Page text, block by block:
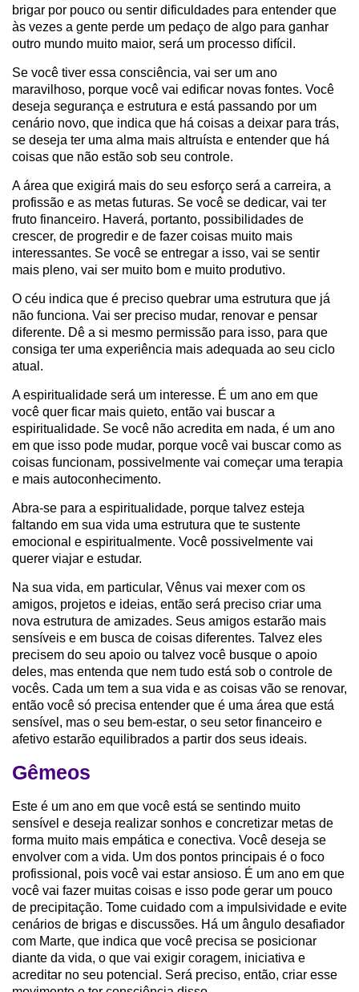
brigar por pouco ou sentir dificuldades para entender que
às vezes a gente perde um pedaço de algo para ganhar
outro mundo muito maior, será um processo difícil.
Se você tiver essa consciência, vai ser um ano
maravilhoso, porque você vai edificar novas fontes. Você
deseja segurança e estrutura e está passando por um
cenário novo, que indica que há coisas a deixar para trás,
se deseja ter uma alma mais altruísta e entender que há
coisas que não estão sob seu controle.
A área que exigirá mais do seu esforço será a carreira, a
profissão e as metas futuras. Se você se dedicar, vai ter
fruto financeiro. Haverá, portanto, possibilidades de
crescer, de progredir e de fazer coisas muito mais
interessantes. Se você se entregar a isso, vai se sentir
mais pleno, vai ser muito bom e muito produtivo.
O céu indica que é preciso quebrar uma estrutura que já
não funciona. Vai ser preciso mudar, renovar e pensar
diferente. Dê a si mesmo permissão para isso, para que
consiga ter uma experiência mais adequada ao seu ciclo
atual.
A espiritualidade será um interesse. É um ano em que
você quer ficar mais quieto, então vai buscar a
espiritualidade. Se você não acredita em nada, é um ano
em que isso pode mudar, porque você vai buscar como as
coisas funcionam, possivelmente vai começar uma terapia
e mais autoconhecimento.
Abra-se para a espiritualidade, porque talvez esteja
faltando em sua vida uma estrutura que te sustente
emocional e espiritualmente. Você possivelmente vai
querer viajar e estudar.
Na sua vida, em particular, Vênus vai mexer com os
amigos, projetos e ideias, então será preciso criar uma
nova estrutura de amizades. Seus amigos estarão mais
sensíveis e em busca de coisas diferentes. Talvez eles
precisem do seu apoio ou talvez você busque o apoio
deles, mas entenda que nem tudo está sob o controle de
vocês. Cada um tem a sua vida e as coisas vão se renovar,
então você só precisa entender que é uma área que está
sensível, mas o seu bem-estar, o seu setor financeiro e
afetivo estarão equilibrados a partir dos seus ideais.
Gêmeos
Este é um ano em que você está se sentindo muito
sensível e deseja realizar sonhos e concretizar metas de
forma muito mais empática e conectiva. Você deseja se
envolver com a vida. Um dos pontos principais é o foco
profissional, pois você vai estar ansioso. É um ano em que
você vai fazer muitas coisas e isso pode gerar um pouco
de precipitação. Tome cuidado com a impulsividade e evite
cenários de brigas e discussões. Há um ângulo desafiador
com Marte, que indica que você precisa se posicionar
diante da vida, o que vai exigir coragem, iniciativa e
acreditar no seu potencial. Será preciso, então, criar esse